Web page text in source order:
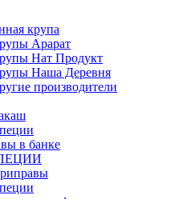
крупа
Арарат
Нат Продукт
Наша Деревня
производители
в банке